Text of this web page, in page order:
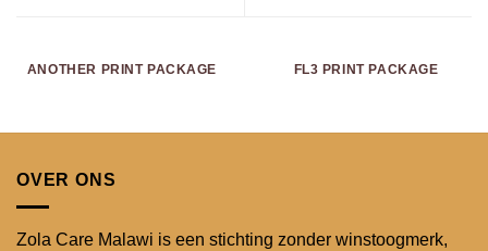
ANOTHER PRINT PACKAGE FL3 PRINT PACKAGE
OVER ONS
Zola Care Malawi is een stichting zonder winstoogmerk,